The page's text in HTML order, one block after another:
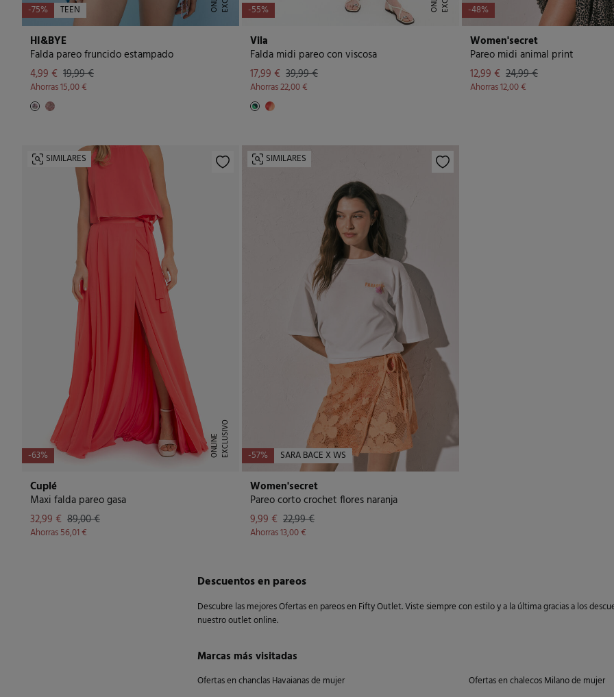
-75% TEEN
HI&BYE
Falda pareo fruncido estampado
4,99 € 19,99 €
Ahorras15,00 €
-55%
Vila
Falda midi pareo con viscosa
17,99 € 39,99 €
Ahorras22,00 €
-48%
Women'secret
Pareo midi animal print
12,99 € 24,99 €
Ahorras12,00 €
-63% E
X
C
L
U
S I
V
O
O
N
L
I
N
E
SIMILARES
Cuplé
Maxi falda pareo gasa
32,99 € 89,00 €
Ahorras56,01 €
-57% SARA BACE X WS
SIMILARES
Women'secret
Pareo corto crochet flores naranja
9,99 € 22,99 €
Ahorras13,00 €
Descuentos en pareos
Descubre las mejores Ofertas en pareos en Fifty Outlet. Viste siempre con estilo y a la última gracias a los
nuestro outlet online.
Marcas más visitadas
Ofertas en chanclas Havaianas de mujer
Ofertas en chalecos Milano de mujer